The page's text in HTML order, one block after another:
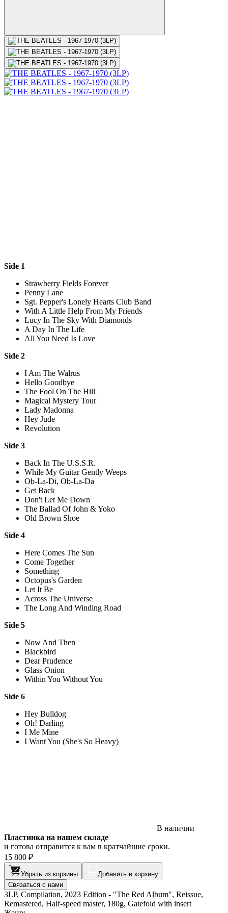
Side 1
Strawberry Fields Forever
Penny Lane
Sgt. Pepper's Lonely Hearts Club Band
With A Little Help From My Friends
Lucy In The Sky With Diamonds
A Day In The Life
All You Need Is Love
Side 2
I Am The Walrus
Hello Goodbye
The Fool On The Hill
Magical Mystery Tour
Lady Madonna
Hey Jude
Revolution
Side 3
Back In The U.S.S.R.
While My Guitar Gently Weeps
Ob-La-Di, Ob-La-Da
Get Back
Don't Let Me Down
The Ballad Of John & Yoko
Old Brown Shoe
Side 4
Here Comes The Sun
Come Together
Something
Octopus's Garden
Let It Be
Across The Universe
The Long And Winding Road
Side 5
Now And Then
Blackbird
Dear Prudence
Glass Onion
Within You Without You
Side 6
Hey Bulldog
Oh! Darling
I Me Mine
I Want You (She's So Heavy)
В наличии
Пластинка на нашем складе
и готова отправится к вам в кратчайшие сроки.
15 800 ₽
Убрать из корзины
Добавить в корзину
Связаться с нами
3LP, Compilation, 2023 Edition - "The Red Album", Reissue,
Remastered, Half-speed master, 180g, Gatefold with insert